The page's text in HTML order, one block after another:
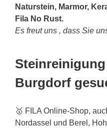
Naturstein, Marmor,
Fila No Rust.
Es freut uns , dass Sie
Burgdorf
🥇 FILA Online-Shop,
Nordassel und Berel,